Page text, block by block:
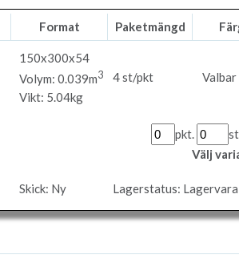
Format Paketmängd
150x300x54
Volym: 0.039m3
Vikt: 5.04kg
4 st/pkt
pkt.
Välj
Skick: Ny Lagerstatus: Lagervara